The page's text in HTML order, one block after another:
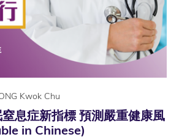
Kwok Chu
息症新指標 預測嚴重健康風
in Chinese)